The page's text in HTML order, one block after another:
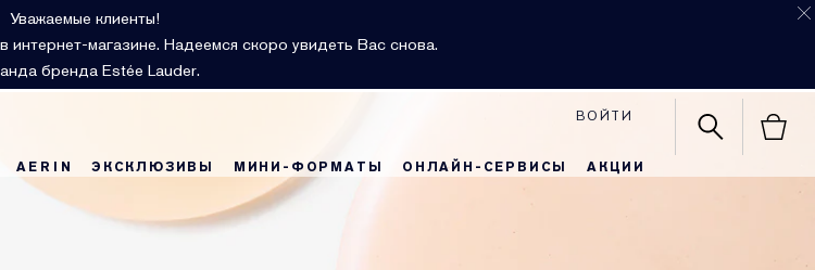
Уважаемые клиенты!
магазине. Надеемся скоро увидеть Вас снова.
бренда Estée Lauder.
ВОЙТИ
AERIN ЭКСКЛЮЗИВЫ МИНИ-ФОРМАТЫ ОНЛАЙН-СЕРВИСЫ АКЦИИ